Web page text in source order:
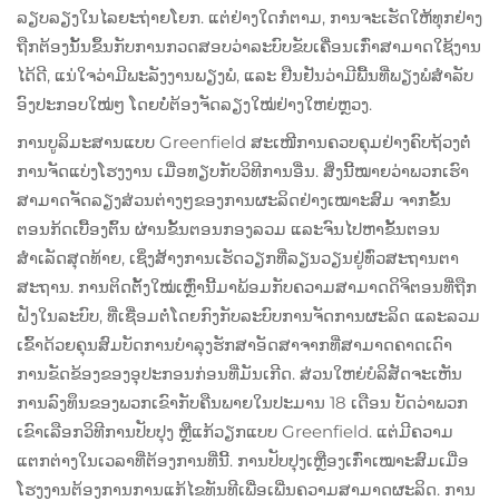
ລຽບລຽງໃນໄລຍະຖ່າຍໂຍກ. ແຕ່ຢ່າງໃດກໍຕາມ, ການຈະເຮັດໃຫ້ທຸກຢ່າງ
ຖືກຕ້ອງນັ້ນຂຶ້ນກັບການກວດສອບວ່າລະບົບຂັບເຄື່ອນເກົ່າສາມາດໃຊ້ງານ
ໄດ້ດີ, ແນ່ໃຈວ່າມີພະລັງງານພຽງພໍ, ແລະ ຢືນຢັນວ່າມີພື້ນທີ່ພຽງພໍສຳລັບ
ອົງປະກອບໃໝ່ໆ ໂດຍບໍ່ຕ້ອງຈັດລຽງໃໝ່ຢ່າງໃຫຍ່ຫຼວງ.
ການບູລິມະສານແບບ Greenfield ສະເໜີການຄວບຄຸມຢ່າງຄົບຖ້ວງຕໍ່
ການຈັດແບ່ງໂຮງງານ ເມື່ອທຽບກັບວິທີການອື່ນ. ສິ່ງນີ້ໝາຍວ່າພວກເຮົາ
ສາມາດຈັດລຽງສ່ວນຕ່າງໆຂອງການຜະລິດຢ່າງເໝາະສົມ ຈາກຂັ້ນ
ຕອນກ້ດເບື້ອງຕົ້ນ ຜ່ານຂັ້ນຕອນກອງລວມ ແລະຈົນໄປຫາຂັ້ນຕອນ
ສຳເລັດສຸດທ້າຍ, ເຊິ່ງສ້າງການເຮັດວຽກທີ່ລຽນວຽນຢູ່ທົ່ວສະຖານຕາ
ສະຖານ. ການຕິດຕັ້ງໃໝ່ເຫຼົ່ານີ້ມາພ້ອມກັບຄວາມສາມາດດິຈິຕອນທີ່ຖືກ
ຝັງໃນລະບົບ, ທີ່ເຊື່ອມຕໍ່ໂດຍກົງກັບລະບົບການຈັດການຜະລິດ ແລະລວມ
ເຂົ້າດ້ວຍຄຸນສົມບັດການບຳລຸງຮັກສາອັດສາຈາກທີ່ສາມາດຄາດເດົາ
ການຂັດຂ້ອງຂອງອຸປະກອນກ່ອນທີ່ມັນເກີດ. ສ່ວນໃຫຍ່ບໍລິສັດຈະເຫັນ
ການລົງທຶນຂອງພວກເຂົາກັບຄືນພາຍໃນປະມານ 18 ເດືອນ ບັດວ່າພວກ
ເຂົາເລືອກວິທີການປັບປຸງ ຫຼືແກ້ວຽກແບບ Greenfield. ແຕ່ມີຄວາມ
ແຕກຕ່າງໃນເວລາທີ່ຕ້ອງການທີ່ນີ້. ການປັບປຸງເຫຼືອງເກົ່າເໝາະສົມເມື່ອ
ໂຮງງານຕ້ອງການການແກ້ໄຂທັນທີເພື່ອເພີ່ນຄວາມສາມາດຜະລິດ. ການ